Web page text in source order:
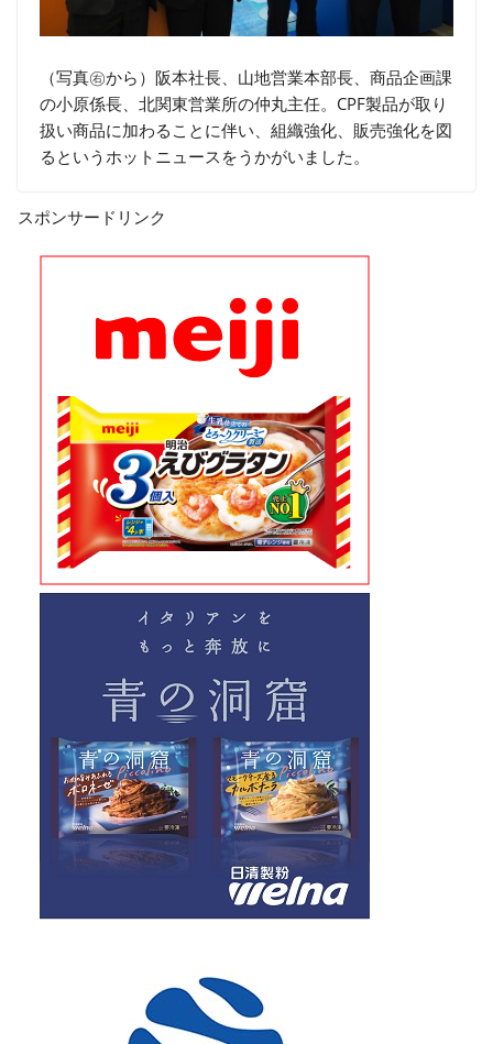
（写真㊨から）阪本社長、山地営業本部長、商品企画課
の小原係長、北関東営業所の仲丸主任。CPF製品が取り
扱い商品に加わることに伴い、組織強化、販売強化を図
るというホットニュースをうかがいました。
スポンサードリンク